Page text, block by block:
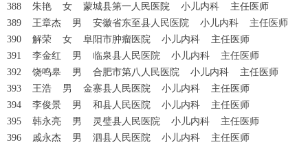
388 朱艳 女 蒙城县第一人民医院 小儿内科 主任医师
389 王章杰 男 安徽省东至县人民医院 小儿内科 主任医师
390 解荣 女 阜阳市肿瘤医院 小儿内科 主任医师
391 李金红 男 临泉县人民医院 小儿内科 主任医师
392 饶鸣皋 男 合肥市第八人民医院 小儿内科 主任医师
393 王浩 男 金寨县人民医院 小儿内科 主任医师
394 李俊景 男 和县人民医院 小儿内科 主任医师
395 韩永亮 男 灵璧县人民医院 小儿内科 主任医师
396 戚永杰 男 泗县人民医院 小儿内科 主任医师